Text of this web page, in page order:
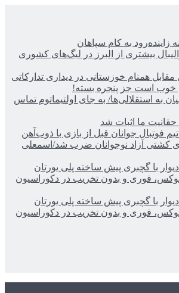
زاینده‌رود به کام سپاهان
بیشتری از البرز در لیگ‌های کشوری
مقابل همنام خوزستانی در دیداری تدارکاتی
خوب است جز پنجره بسته!
به استقلالی‌ها/ به جای اولتیماتوم تماس
ما اثبات شد
فوتبال جوانان قبل از بازی با ذوب‌آهن
کشتی آزاد نوجوانان ضرب شد/اسمعلی
دیوار با گچبری پیش ساخته پلی یورتان
فوری و بدون تخریب در دکوراسیون
دیوار با گچبری پیش ساخته پلی یورتان
فوری و بدون تخریب در دکوراسیون